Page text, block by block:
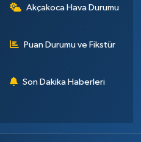
Akçakoca Hava Durumu
Puan Durumu ve Fikstür
Son Dakika Haberleri